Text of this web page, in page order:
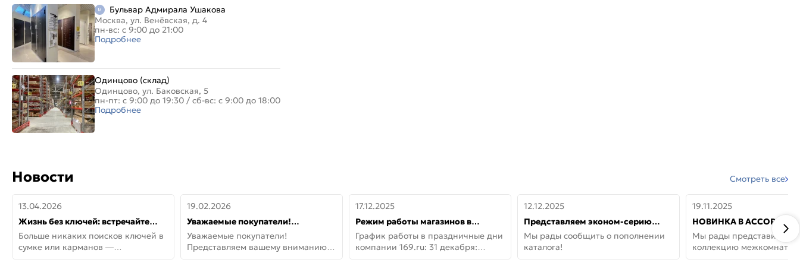
Бульвар Адмирала Ушакова
Москва, ул. Венёвская, д. 4
пн-вс: с 9:00 до 21:00
Подробнее
Одинцово (склад)
Одинцово, ул. Баковская, 5
пн-пт: с 9:00 до 19:30 / сб-вс: с 9:00 до 18:00
Подробнее
Новости Смотреть все
13.04.2026
Жизнь без ключей: встречайте
новую дверь СИТИ ИНТЕГРА
АйКью!
Больше никаких поисков ключей в
сумке или карманов —
представляем СИТИ ИНТЕГРА
19.02.2026
Уважаемые покупатели!
Представляем вашему вниманию
новинки от Armadillo!
Уважаемые покупатели!
Представляем вашему вниманию
новинки от Armadillo! Новая
17.12.2025
Режим работы магазинов в
праздничные дни с 31 декабря по
11 января
График работы в праздничные дни
компании 169.ru: 31 декабря:
Заказы, самовывоз и доставки —
12.12.2025
Представляем эконом-серию
дверей от бренда Portika, где цена
не значит «просто»
Мы рады сообщить о пополнении
каталога!
19.11.2025
НОВИНКА В
ДВЕРИ GLOSSMAT —
НЕОКЛАССИКА И УЮТ
Мы рады представить
коллекцию
GlossMat